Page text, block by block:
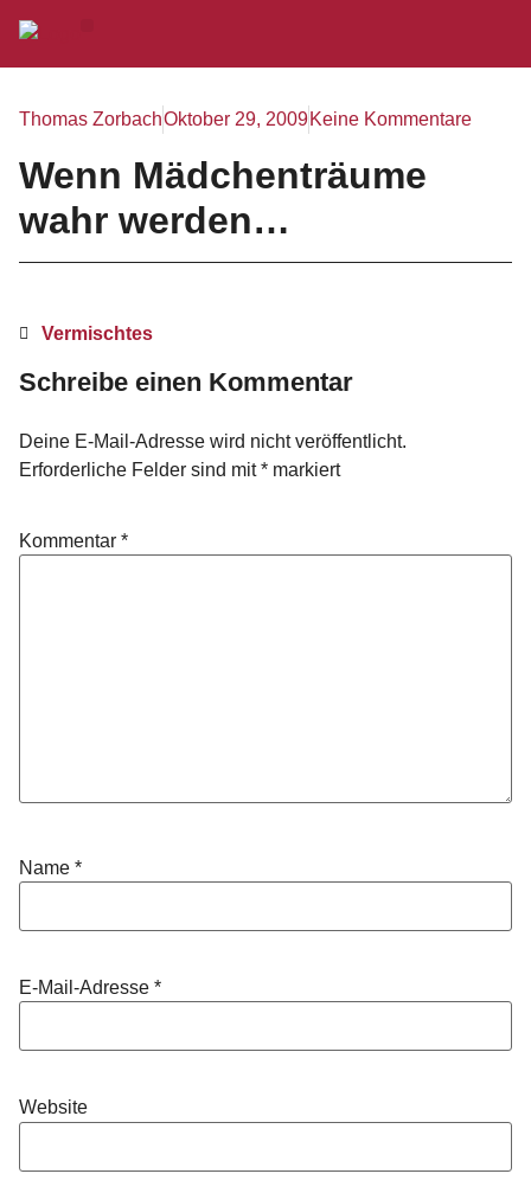
Thomas ZorbachOktober 29, 2009Keine Kommentare
Wenn Mädchenträume
wahr werden…
Vermischtes
Schreibe einen Kommentar
Deine E-Mail-Adresse wird nicht veröffentlicht.
Erforderliche Felder sind mit* markiert
Kommentar *
Name *
E-Mail-Adresse *
Website